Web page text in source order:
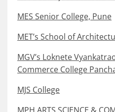
MES Senior College, Pune
MET’s School of
MGV’s Loknete
Commerce College
MJS College